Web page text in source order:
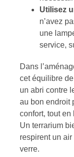
Utilisez
n’avez
une
service,
Dans
cet équilibre
un abri contre
au bon endroit
confort, tout
Un terrarium
respirent un air
verre.